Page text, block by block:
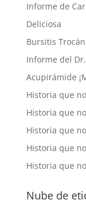
Informe de
Deliciosa
Bursitis
Informe del Dr.
Acupirámide
Historia que
Historia que
Historia que
Historia que
Historia que
Nube de